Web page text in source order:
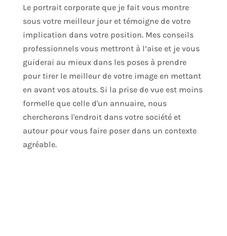
Le portrait corporate que je fait vous montre
sous votre meilleur jour et témoigne de votre
implication dans votre position. Mes conseils
professionnels vous mettront à l’aise et je vous
guiderai au mieux dans les poses à prendre
pour tirer le meilleur de votre image en mettant
en avant vos atouts. Si la prise de vue est moins
formelle que celle d'un annuaire, nous
chercherons l'endroit dans votre société et
autour pour vous faire poser dans un contexte
agréable.